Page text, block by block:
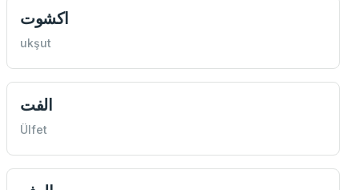
اكشوت
ukşut
الفت
Ülfet